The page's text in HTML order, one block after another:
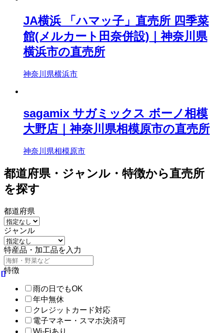
JA横浜 「ハマッ子」直売所 四季菜
館(メルカート田奈併設)｜神奈川県
横浜市の直売所
神奈川県横浜市
sagamix サガミックス ボーノ相模
大野店｜神奈川県相模原市の直売所
神奈川県相模原市
都道府県・ジャンル・特徴から直売所
を探す
都道府県
ジャンル
特産品・加工品を入力
特徴
雨の日でもOK
年中無休
クレジットカード対応
電子マネー・スマホ決済可